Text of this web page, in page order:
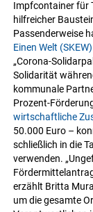
Impfcontainer für
hilfreicher
Passenderweise
Einen Welt (SKEW)
„Corona-
Solidarität
kommunale
Prozent-
wirtschaftliche
50.000 Euro –
schließlich in die
verwenden.
erzählt Britta
um die gesamte